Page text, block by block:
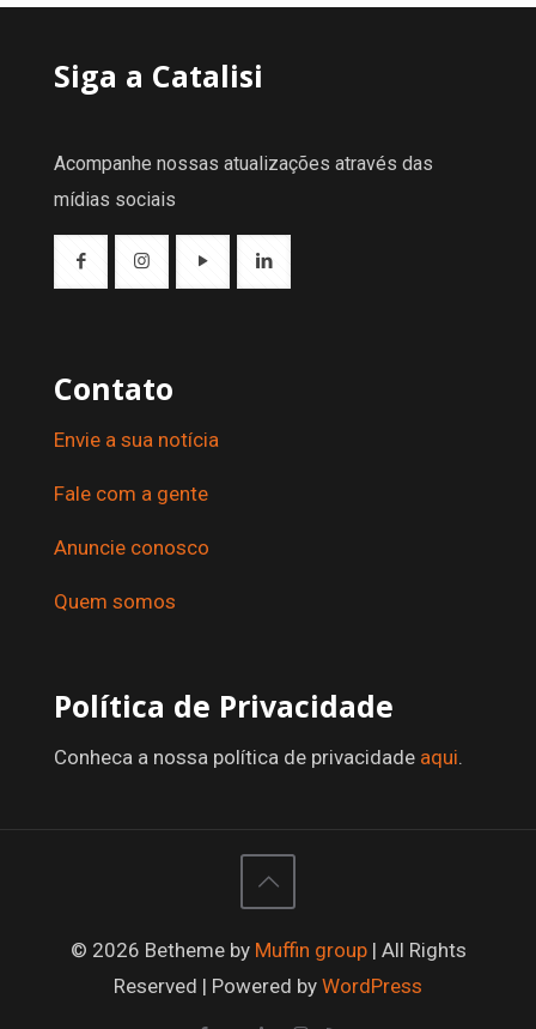
Siga a Catalisi
Acompanhe nossas atualizações através das
mídias sociais
Contato
Envie a sua notícia
Fale com a gente
Anuncie conosco
Quem somos
Política de Privacidade
Conheca a nossa política de privacidade aqui.
© 2026 Betheme by Muffin group| All Rights
Reserved | Powered by WordPress